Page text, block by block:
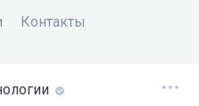
Контакты